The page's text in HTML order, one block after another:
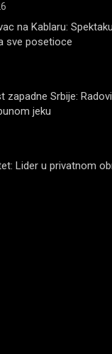
na Kablaru:
sve posetioce
zapadne Srbije:
jeku
Lider u privatnom